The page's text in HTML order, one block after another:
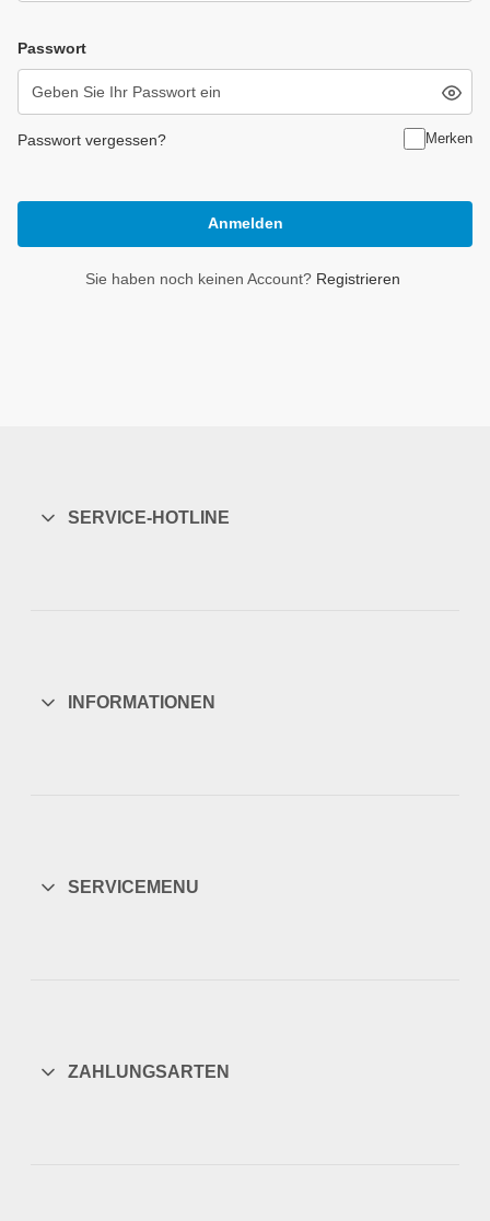
Passwort
Passwort vergessen? Merken
Anmelden
Sie haben noch keinen Account? Registrieren
SERVICE-HOTLINE
INFORMATIONEN
SERVICEMENU
ZAHLUNGSARTEN